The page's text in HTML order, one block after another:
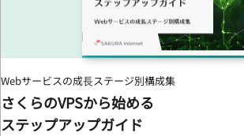
Webサービスの成⻑ステージ別構成集
さくらのVPSから始める
ステップアップガイド